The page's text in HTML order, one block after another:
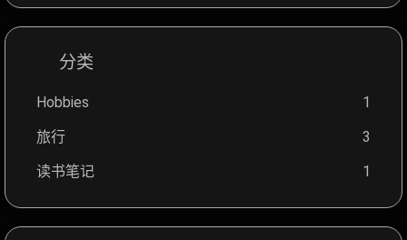
分类
Hobbies
1
旅行
3
读书笔记
1